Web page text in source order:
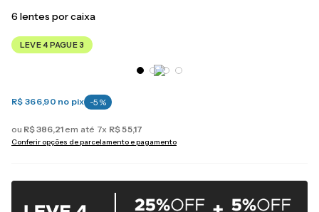
6 lentes por caixa
LEVE 4 PAGUE 3
R$ 366,90 no pix -5 %
ou R$386,21 em até 7x R$55,17
Conferir opções de parcelamento e pagamento